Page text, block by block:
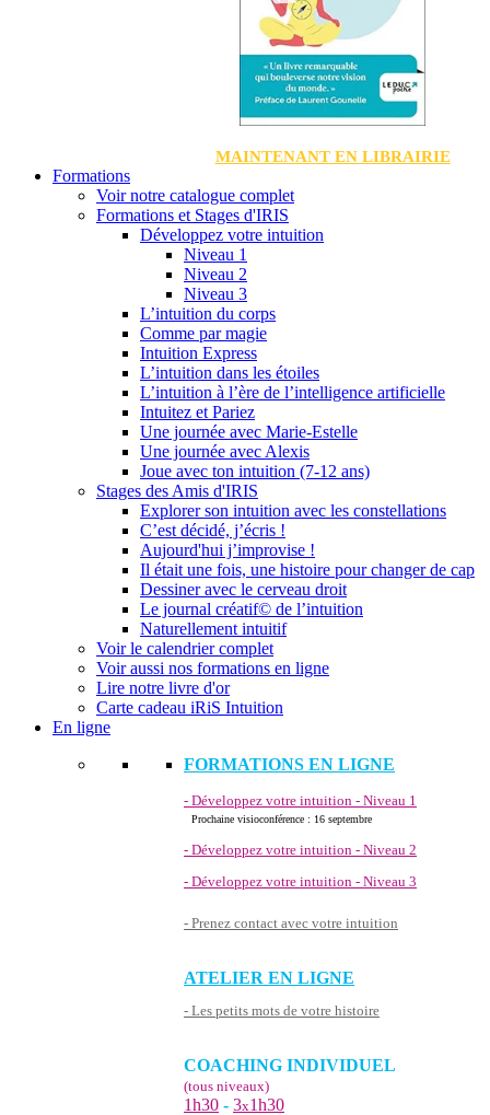
MAINTENANT EN LIBRAIRIE
Formations
Voir notre catalogue complet
Formations et Stages d'IRIS
Développez votre intuition
Niveau 1
Niveau 2
Niveau 3
L’intuition du corps
Comme par magie
Intuition Express
L’intuition dans les étoiles
L’intuition à l’ère de l’intelligence artificielle
Intuitez et Pariez
Une journée avec Marie-Estelle
Une journée avec Alexis
Joue avec ton intuition (7-12 ans)
Stages des Amis d'IRIS
Explorer son intuition avec les constellations
C’est décidé, j’écris !
Aujourd'hui j’improvise !
Il était une fois, une histoire pour changer de cap
Dessiner avec le cerveau droit
Le journal créatif© de l’intuition
Naturellement intuitif
Voir le calendrier complet
Voir aussi nos formations en ligne
Lire notre livre d'or
Carte cadeau iRiS Intuition
En ligne
FORMATIONS EN LIGNE
- Développez votre intuition - Niveau 1
Prochaine visioconférence : 16 septembre
- Développez votre intuition - Niveau 2
- Développez votre intuition - Niveau 3
- Prenez contact avec votre intuition
ATELIER EN LIGNE
- Les petits mots de votre histoire
COACHING INDIVIDUEL
(tous niveaux)
1h30 - 3x1h30